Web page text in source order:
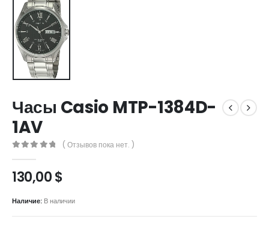
Часы Casio MTP-1384D-
1AV
( Отзывов пока нет. )
130,00$
Наличие: В наличии